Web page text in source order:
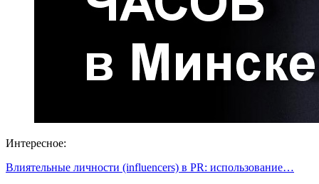
Интересное:
Влиятельные личности (influencers) в PR: использование…